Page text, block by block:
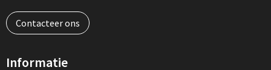
Contacteer ons
Informatie